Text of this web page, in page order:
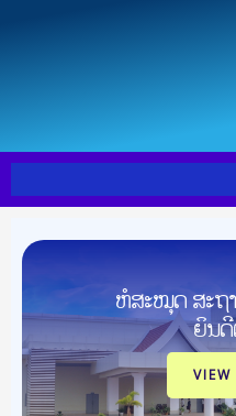
ຫໍສະໝຸດ ສະຖ
ຍິນ